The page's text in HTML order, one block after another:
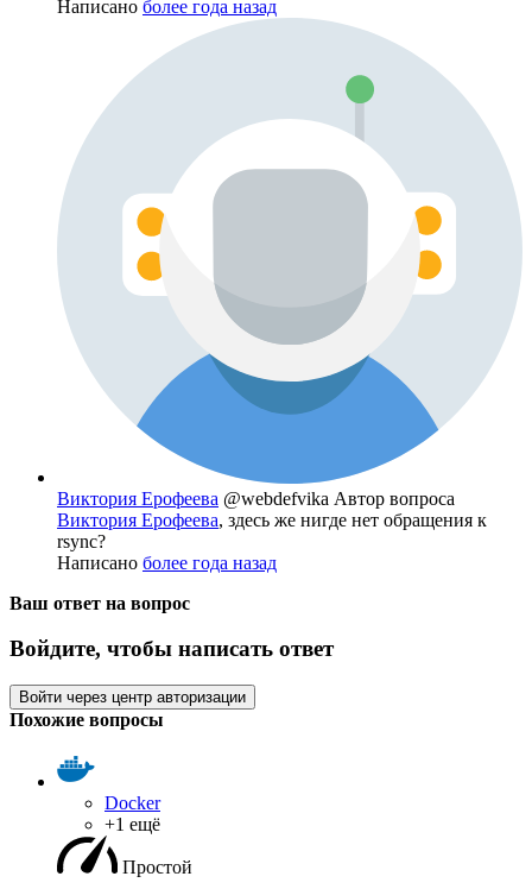
Написано более года назад
Виктория Ерофеева @webdefvika Автор вопроса
Виктория Ерофеева, здесь же нигде нет обращения к
rsync?
Написано более года назад
Ваш ответ на вопрос
Войдите, чтобы написать ответ
Войти через центр авторизации
Похожие вопросы
Docker
+1 ещё
Простой